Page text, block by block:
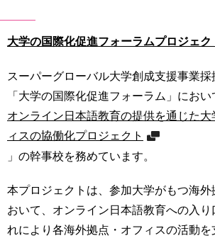
大学の国際化促進フォーラムプロジェク
スーパーグローバル大学創成支援事業
「大学の国際化促進フォーラム」にお
オンライン日本語教育の提供を通じた
ィスの協働化プロジェクト
」の幹事校を務めています。
本プロジェクトは、参加大学がもつ海
おいて、オンライン日本語教育への入
れにより各海外拠点・オフィスの活動